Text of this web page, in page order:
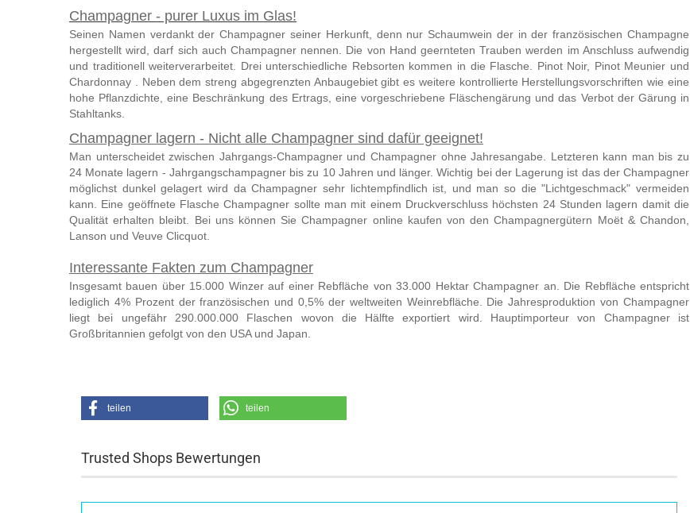
Champagner - purer Luxus im Glas!
Seinen Namen verdankt der Champagner seiner Herkunft, denn nur Schaumwein der in der französischen Champagne
hergestellt wird, darf sich auch Champagner nennen. Die von Hand geernteten Trauben werden im Anschluss aufwendig
und traditionell weiterverarbeitet. Drei unterschiedliche Rebsorten kommen in die Flasche. Pinot Noir, Pinot Meunier und
Chardonnay . Neben dem streng abgegrenzten Anbaugebiet gibt es weitere kontrollierte Herstellungsvorschriften wie eine
hohe Pflanzdichte, eine Beschränkung des Ertrags, eine vorgeschriebene Fläschengärung und das Verbot der Gärung in
Stahltanks.
Champagner lagern - Nicht alle Champagner sind dafür geeignet!
Man unterscheidet zwischen Jahrgangs-Champagner und Champagner ohne Jahresangabe. Letzteren kann man bis zu
24 Monate lagern - Jahrgangschampagner bis zu 10 Jahren und länger. Wichtig bei der Lagerung ist das der Champagner
möglichst dunkel gelagert wird da Champagner sehr lichtempfindlich ist, und man so die "Lichtgeschmack" vermeiden
kann. Eine geöffnete Flasche Champagner sollte man mit einem Druckverschluss höchsten 24 Stunden lagern damit die
Qualität erhalten bleibt. Bei uns können Sie Champagner online kaufen von den Champagnergütern Moët & Chandon,
Lanson und Veuve Clicquot.
Interessante Fakten zum Champagner
Insgesamt bauen über 15.000 Winzer auf einer Rebfläche von 33.000 Hektar Champagner an. Die Rebfläche entspricht
lediglich 4% Prozent der französischen und 0,5% der weltweiten Weinrebfläche. Die Jahresproduktion von Champagner
liegt bei ungefähr 290.000.000 Flaschen wovon die Hälfte exportiert wird. Hauptimporteur von Champagner ist
Großbritannien gefolgt von den USA und Japan.
teilen teilen
Trusted Shops Bewertungen